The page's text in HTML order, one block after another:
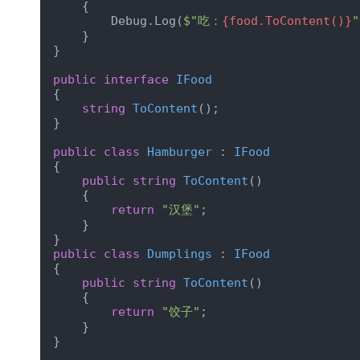
    {
        Debug.Log(
$"吃： {food.ToContent()}"
    }
}
public
interface
IFood
{
string ToContent ( ) ;
}
public
class Hamburger : IFood
{
public
string ToContent ( )
    {
return
"汉堡" ;
    }
public
class Dumplings : IFood
{
public
string ToContent ( )
    {
return
"饺子" ;
    }
}